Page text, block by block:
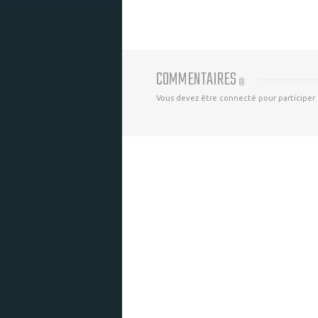
COMMENTAIRES (0)
Vous devez être connecté pour participer